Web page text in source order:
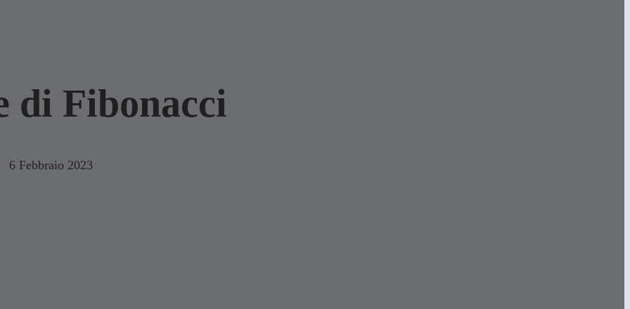
di Fibonacci
6 Febbraio 2023